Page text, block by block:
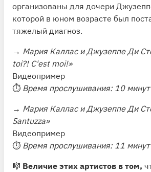
организованы для дочери
которой в юном возрасте был
тяжелый диагноз.
→ Мария Каллас и Джузеппе Ди
toi?! C'est moi!»
Видеопример
⏱ Время прослушивания: 10 минут
→ Мария Каллас и Джузеппе Ди
Santuzza»
Видеопример
⏱ Время прослушивания: 11 минут
🎼 Величие этих артистов в том,